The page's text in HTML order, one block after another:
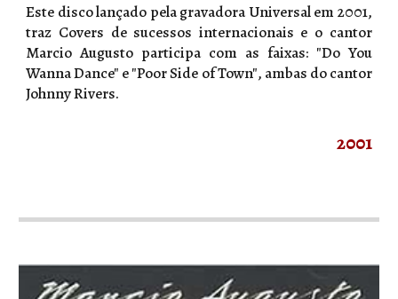
Este disco lançado pela gravadora Universal em 2001,
traz Covers de sucessos internacionais e o cantor
Marcio Augusto participa com as faixas: "Do You
Wanna Dance" e "Poor Side of Town", ambas do cantor
Johnny Rivers.
2001